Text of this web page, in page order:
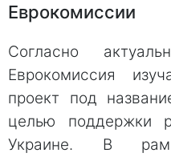
Еврокомиссии
Согласно
Еврокомиссия
проект под
целью поддержки
Украине. В